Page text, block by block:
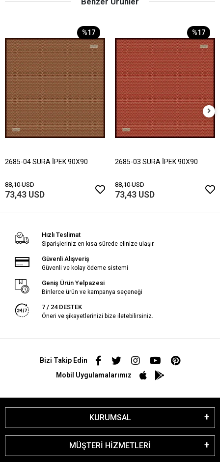
%17
2685-04 SURA İPEK 90X90
88,10 USD
73,43 USD
%17
2685-03 SURA İPEK 90X90
88,10 USD
73,43 USD
Hızlı Teslimat
Siparişleriniz en kısa sürede elinize ulaşır.
Güvenli Alışveriş
Güvenli ve kolay ödeme sistemi
Geniş Ürün Yelpazesi
Binlerce ürün ve kampanya seçeneği
7 / 24 DESTEK
Öneri ve şikayetlerinizi bize iletebilirsiniz.
Bizi Takip Edin
Mobil Uygulamalarımız
KURUMSAL
MÜŞTERİ HİZMETLERİ